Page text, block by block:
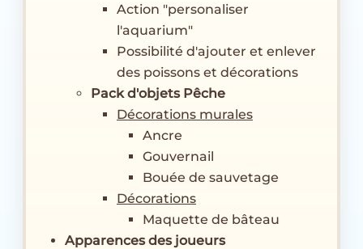
Action "personaliser
l'aquarium"
Possibilité d'ajouter et enlever
des poissons et décorations
Pack d'objets Pêche
Décorations murales
Ancre
Gouvernail
Bouée de sauvetage
Décorations
Maquette de bâteau
Apparences des joueurs